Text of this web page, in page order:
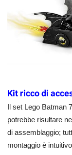
Kit ricco di
Il set Lego Batman
potrebbe risultare
di assemblaggio;
montaggio è